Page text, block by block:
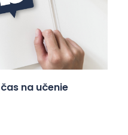
na učenie